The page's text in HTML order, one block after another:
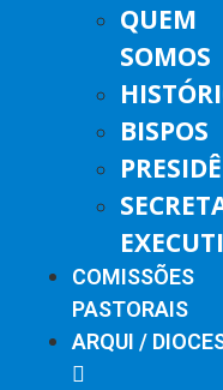
QUEM
SOMOS
BISPOS
COMISSÕES
PASTORAIS
ARQUI /